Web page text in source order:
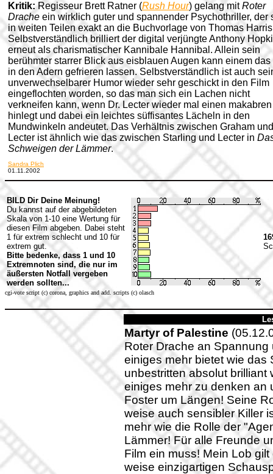
Kritik:Regisseur Brett Ratner (Rush Hour) gelang mitRoter
Drache ein wirklich guter und spannender Psychothriller, der
in weiten Teilen exakt an die Buchvorlage von Thomas
Selbstverständlich brilliert der digital verjüngte Anthony
erneut als charismatischer Kannibale Hannibal. Allein sein
berühmter starrer Blick aus eisblauen Augen kann einem das
in den Adern gefrieren lassen. Selbstverständlich ist auch
unverwechselbarer Humor wieder sehr geschickt in den Film
eingeflochten worden, so das man sich ein Lachen nicht
verkneifen kann, wenn Dr. Lecter wieder mal einen
hinlegt und dabei ein leichtes süffisantes Lächeln in den
Mundwinkeln andeutet. Das Verhältnis zwischen Graham und
Lecter ist ähnlich wie das zwischen Starling und Lecter in
Schweigen der Lämmer.
Sandra Plich
01.11.2002
BILD Dir Deine Meinung!
Du kannst auf der abgebildeten
Skala von 1-10 eine Wertung für
diesen Film abgeben. Dabei steht
1 für extrem schlecht und 10 für
extrem gut.
Bitte bedenke, dass 1 und 10
Extremnoten sind, die nur im
äußersten Notfall vergeben
werden sollten...
cgi-vote script (c) corona, graphics and add. scripts (c) olasch
Martyr of Palestine
Roter Drache an
einiges mehr bietet wie das
unbestritten absolut brilliant
einiges mehr zu denken an
Foster um Längen! Seine
weise auch sensibler Killer
mehr wie die Rolle der
Lämmer! Für alle Freunde
Film ein muss! Mein Lob
weise einzigartigen